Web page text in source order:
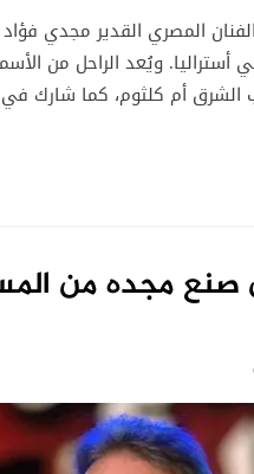
المصري القدير مجدي فؤاد
ويُعد الراحل من
أم كلثوم، كما شارك في
صنع مجده من